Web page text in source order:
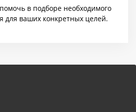
по старой цене!
в подборе необходимого
для ваших конкретных целей.